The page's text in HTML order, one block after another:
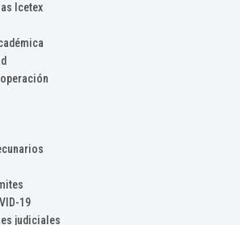
Icetex
19
judiciales